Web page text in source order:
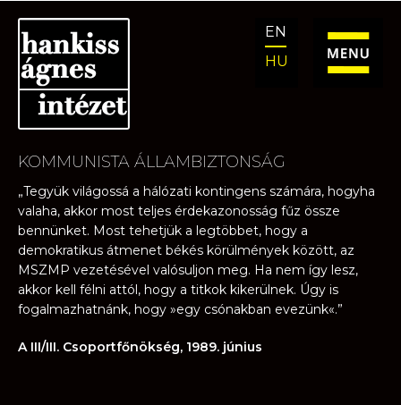
EN
HU
a
navigációhoz
a
tartalomba
KOMMUNISTA ÁLLAMBIZTONSÁG
„Tegyük világossá a hálózati kontingens számára, hogyha
valaha, akkor most teljes érdekazonosság fűz össze
bennünket. Most tehetjük a legtöbbet, hogy a
demokratikus átmenet békés körülmények között, az
MSZMP vezetésével valósuljon meg. Ha nem így lesz,
akkor kell félni attól, hogy a titkok kikerülnek. Úgy is
fogalmazhatnánk, hogy »egy csónakban evezünk«.”
A III/III. Csoportfőnökség, 1989. június